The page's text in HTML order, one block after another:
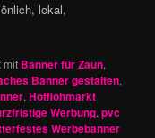
lokal,
mit Banner für Zaun,
Banner gestalten,
,Hofflohmarkt
Werbung,pvc
Werbebanner